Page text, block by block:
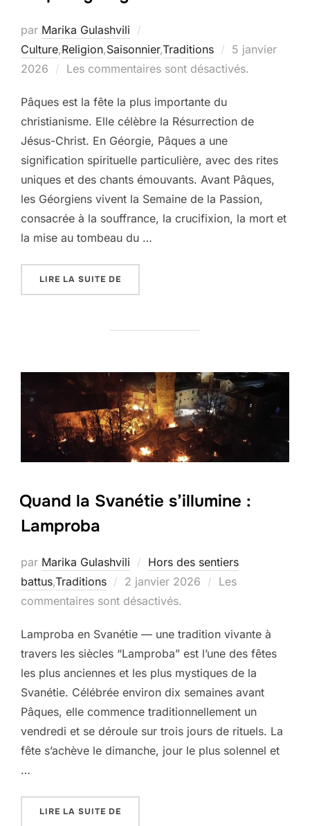
par Marika Gulashvili
Culture,Religion,Saisonnier,Traditions
Publié
le
5 janvier
2026
Les commentaires sont désactivés.
Pâques est la fête la plus importante du
christianisme. Elle célèbre la Résurrection de
Jésus-Christ. En Géorgie, Pâques a une
signification spirituelle particulière, avec des rites
uniques et des chants émouvants. Avant Pâques,
les Géorgiens vivent la Semaine de la Passion,
consacrée à la souffrance, la crucifixion, la mort et
la mise au tombeau du …
LIRE LA SUITE DE
Quand la Svanétie s’illumine :
Lamproba
par Marika Gulashvili
Hors des sentiers
battus,Traditions
Publié
le
2 janvier 2026
Les
commentaires sont désactivés.
Lamproba en Svanétie — une tradition vivante à
travers les siècles “Lamproba” est l’une des fêtes
les plus anciennes et les plus mystiques de la
Svanétie. Célébrée environ dix semaines avant
Pâques, elle commence traditionnellement un
vendredi et se déroule sur trois jours de rituels. La
fête s’achève le dimanche, jour le plus solennel et
…
LIRE LA SUITE DE